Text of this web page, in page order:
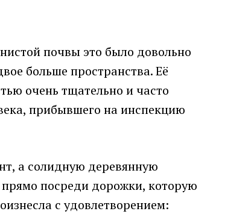
почвы это было довольно
больше пространства. Её
очень тщательно и часто
прибывшего на инспекцию
а солидную деревянную
посреди дорожки, которую
с удовлетворением: